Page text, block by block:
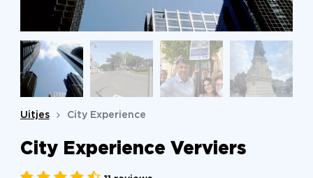
Uitjes City Experience
City Experience Verviers